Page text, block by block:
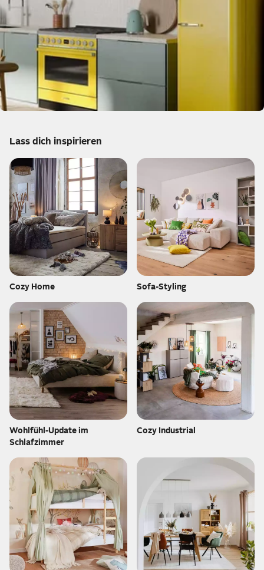
Lass dich inspirieren
Cozy Home Sofa-Styling
Wohlfühl-Update im
Schlafzimmer
Cozy Industrial